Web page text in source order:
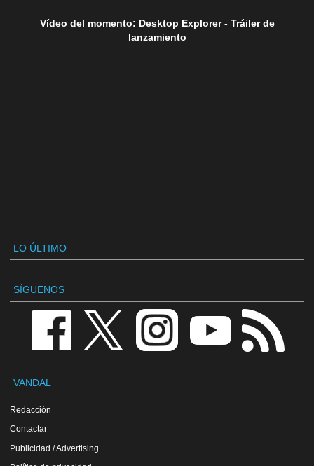
Vídeo del momento: Desktop Explorer - Tráiler de
lanzamiento
LO ÚLTIMO
SÍGUENOS
VANDAL
Redacción
Contactar
Publicidad / Advertising